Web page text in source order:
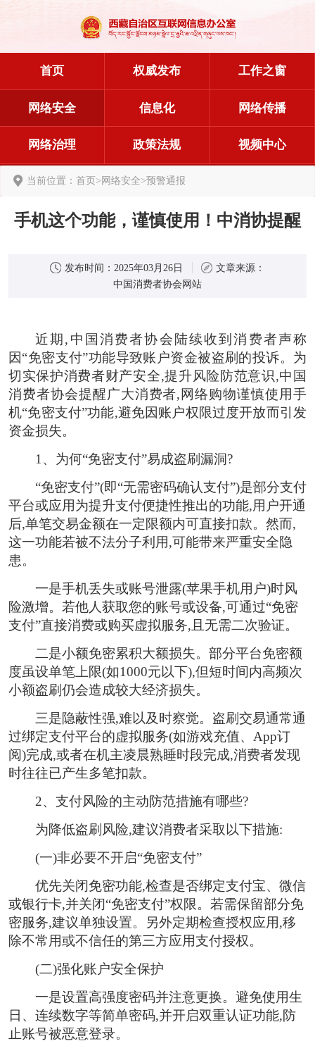
首页 权威发布 工作之窗
网络安全 信息化 网络传播
网络治理 政策法规 视频中心
当前位置： 首页>网络安全>预警通报
手机这个功能，谨慎使用！中消协提醒
发布时间： 2025年03月26日
文章来源：
中国消费者协会网站
近期,中国消费者协会陆续收到消费者声称
因“免密支付”功能导致账户资金被盗刷的投诉。为
切实保护消费者财产安全,提升风险防范意识,中国
消费者协会提醒广大消费者, 网络购物谨慎使用手
机“免密支付”功能,避免因账户权限过度开放而引发
资金损失。
1、 为何“免密支付”易成盗刷漏洞?
“免密支付”(即“无需密码确认支付”)是部分支付
平台或应用为提升支付便捷性推出的功能,用户开通
后,单笔交易金额在一定限额内可直接扣款。然而,
这一功能若被不法分子利用,可能带来严重安全隐
患。
一是手机丢失或账号泄露(苹果手机用户)时风
险激增。 若他人获取您的账号或设备,可通过“免密
支付”直接消费或购买虚拟服务,且无需二次验证。
二是小额免密累积大额损失。 部分平台免密额
度虽设单笔上限(如1000元以下),但短时间内高频次
小额盗刷仍会造成较大经济损失。
三是隐蔽性强,难以及时察觉。 盗刷交易通常通
过绑定支付平台的虚拟服务(如游戏充值、App订
阅)完成,或者在机主凌晨熟睡时段完成,消费者发现
时往往已产生多笔扣款。
2、 支付风险的主动防范措施有哪些?
为降低盗刷风险,建议消费者采取以下措施:
(一)非必要不开启“免密支付”
优先关闭免密功能,检查是否绑定支付宝、微信
或银行卡,并关闭“免密支付”权限。若需保留部分免
密服务,建议单独设置。另外定期检查授权应用,移
除不常用或不信任的第三方应用支付授权。
(二)强化账户安全保护
一是设置高强度密码并注意更换。避免使用生
日、连续数字等简单密码,并开启双重认证功能,防
止账号被恶意登录。